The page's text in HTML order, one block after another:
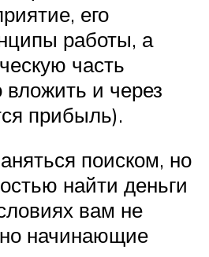
его
работы, а
часть
вложить и через
прибыль).
поиском, но
найти деньги
вам не
начинающие